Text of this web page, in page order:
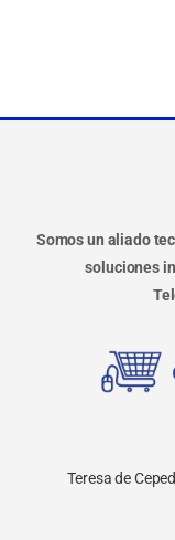
Somos un aliado
soluciones
Teresa de